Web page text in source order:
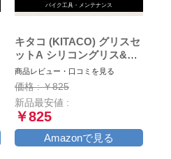
バイク工具・メンテナンス
キタコ (KITACO) グリスセ
ットA シリコングリス&ブ
レーキバッドグリス 各1本
AZ969-001
商品レビュー・口コミを見る
価格 : ￥825
新品最安値 :
￥825
Amazonで見る